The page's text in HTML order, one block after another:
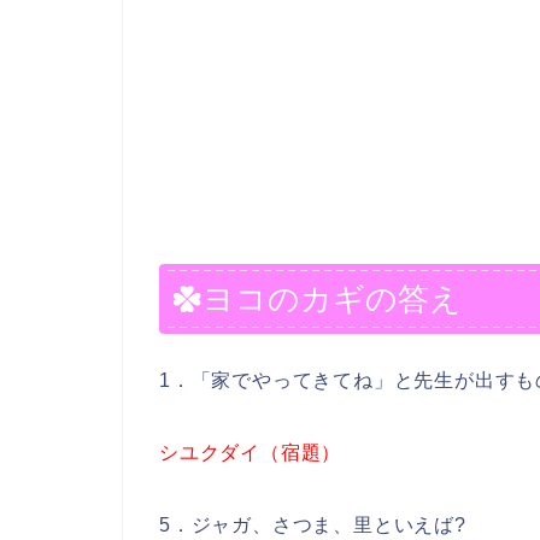
ヨコのカギの答え
1．「家でやってきてね」と先生が出すも
シユクダイ（宿題）
5．ジャガ、さつま、里といえば?